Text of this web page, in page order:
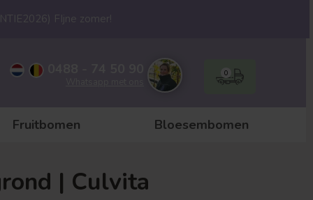
Fruitbomen Bloesembomen
0
FIjne zomer!
| Culvita